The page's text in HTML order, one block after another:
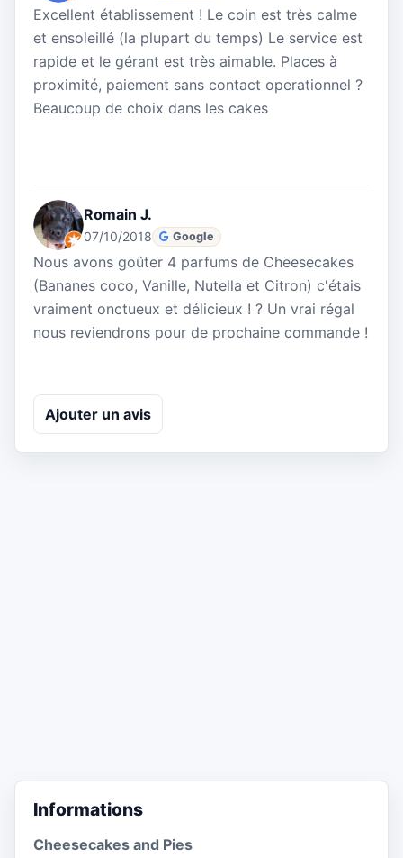
Excellent établissement ! Le coin est très calme
et ensoleillé (la plupart du temps) Le service est
rapide et le gérant est très aimable. Places à
proximité, paiement sans contact operationnel ?
Beaucoup de choix dans les cakes
Romain J.
07/10/2018 Google
Nous avons goûter 4 parfums de Cheesecakes
(Bananes coco, Vanille, Nutella et Citron) c'étais
vraiment onctueux et délicieux ! ? Un vrai régal
nous reviendrons pour de prochaine commande !
Ajouter un avis
Informations
Cheesecakes and Pies